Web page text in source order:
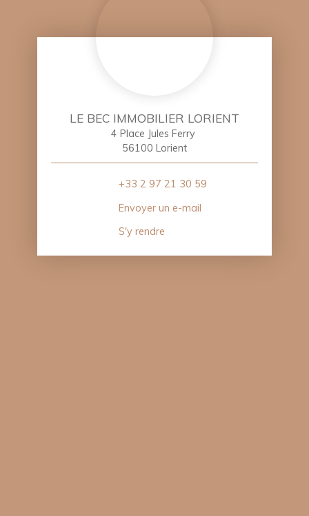
LE BEC IMMOBILIER LORIENT
4 Place Jules Ferry
56100 Lorient
+33 2 97 21 30 59
Envoyer un e-mail
S'y rendre